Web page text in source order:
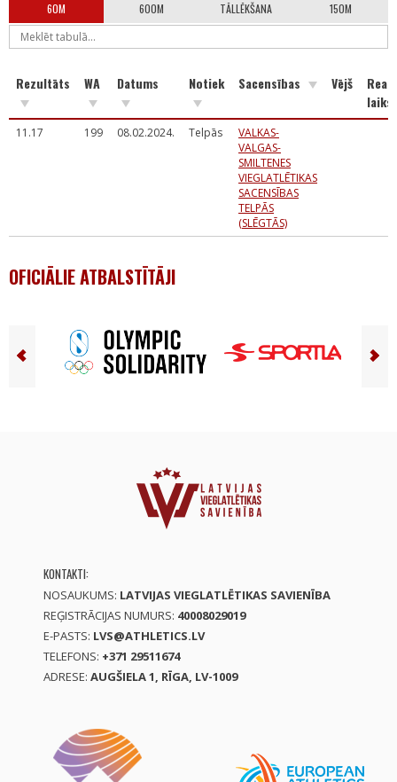
60M 600M TĀLLĒKŠANA 150M
Rezultāts WA Datums Notiek Sacensības Vējš
laiks
11.17 199 08.02.2024. Telpās
VALKAS-
VALGAS-
SMILTENES
VIEGLATLĒTIKAS
SACENSĪBAS
TELPĀS
(SLĒGTĀS)
OFICIĀLIE ATBALSTĪTĀJI
KONTAKTI:
NOSAUKUMS: LATVIJAS VIEGLATLĒTIKAS SAVIENĪBA
REĢISTRĀCIJAS NUMURS: 40008029019
E-PASTS: LVS@ATHLETICS.LV
TELEFONS: +371 29511674
ADRESE: AUGŠIELA 1, RĪGA, LV-1009